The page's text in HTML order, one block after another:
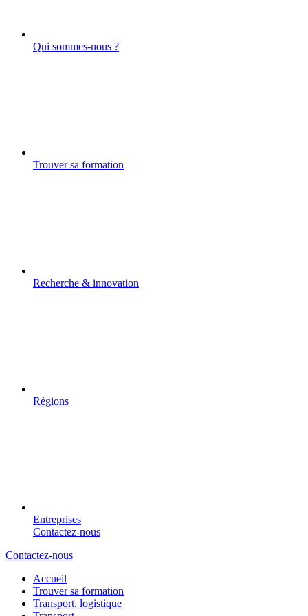
Qui sommes-nous ?
Trouver sa formation
Recherche & innovation
Régions
Entreprises
Contactez-nous
Contactez-nous
Accueil
Trouver sa formation
Transport, logistique